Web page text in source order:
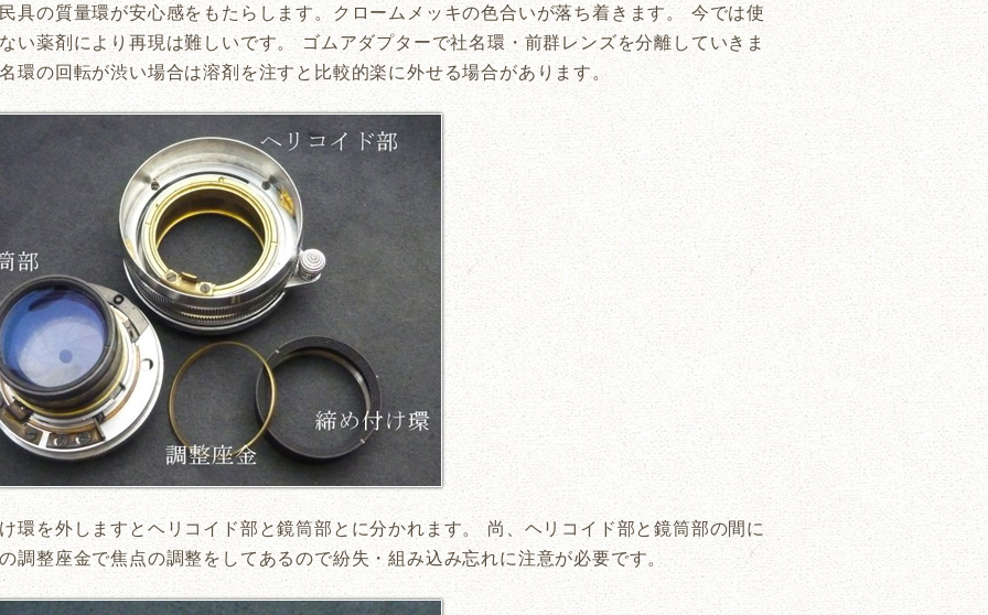
具の質量環が安心感をもたらします。クロームメッキの色合いが落ち着きます。 今では使
い薬剤により再現は難しいです。 ゴムアダプターで社名環・前群レンズを分離していきま
環の回転が渋い場合は溶剤を注すと比較的楽に外せる場合があります。
環を外しますとヘリコイド部と鏡筒部とに分かれます。 尚、ヘリコイド部と鏡筒部の間に
調整座金で焦点の調整をしてあるので紛失・組み込み忘れに注意が必要です。